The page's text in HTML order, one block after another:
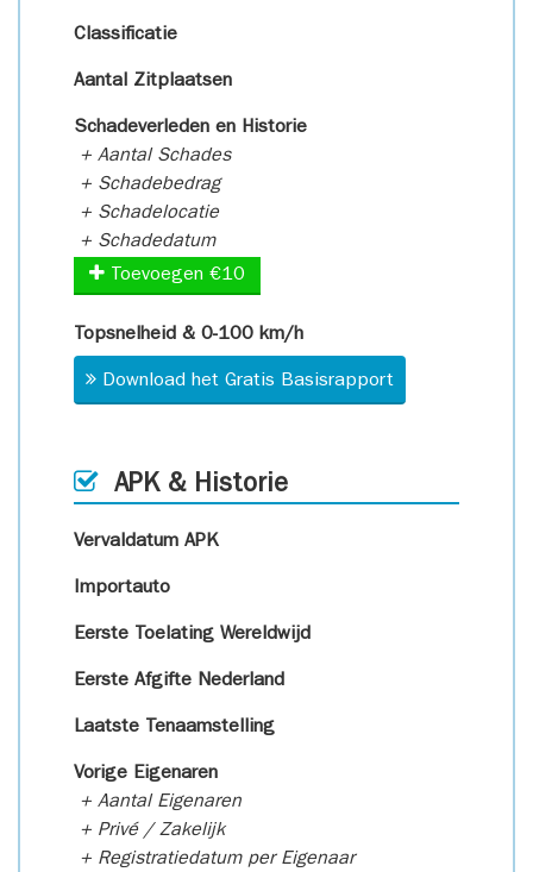
Classificatie
Aantal Zitplaatsen
Schadeverleden en Historie
+ Aantal Schades
+ Schadebedrag
+ Schadelocatie
+ Schadedatum
Toevoegen €10
Topsnelheid & 0-100 km/h
Download het Gratis Basisrapport
APK & Historie
Vervaldatum APK
Importauto
Eerste Toelating Wereldwijd
Eerste Afgifte Nederland
Laatste Tenaamstelling
Vorige Eigenaren
+ Aantal Eigenaren
+ Privé / Zakelijk
+ Registratiedatum per Eigenaar